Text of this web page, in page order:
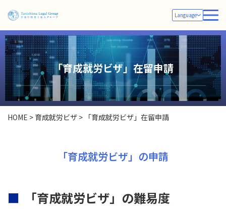
Language
「育成就労ビザ」在留申請
HOME > 育成就労ビザ > 「育成就労ビザ」在留申請
「育成就労ビザ」の申請
「育成就労ビザ」の難易度